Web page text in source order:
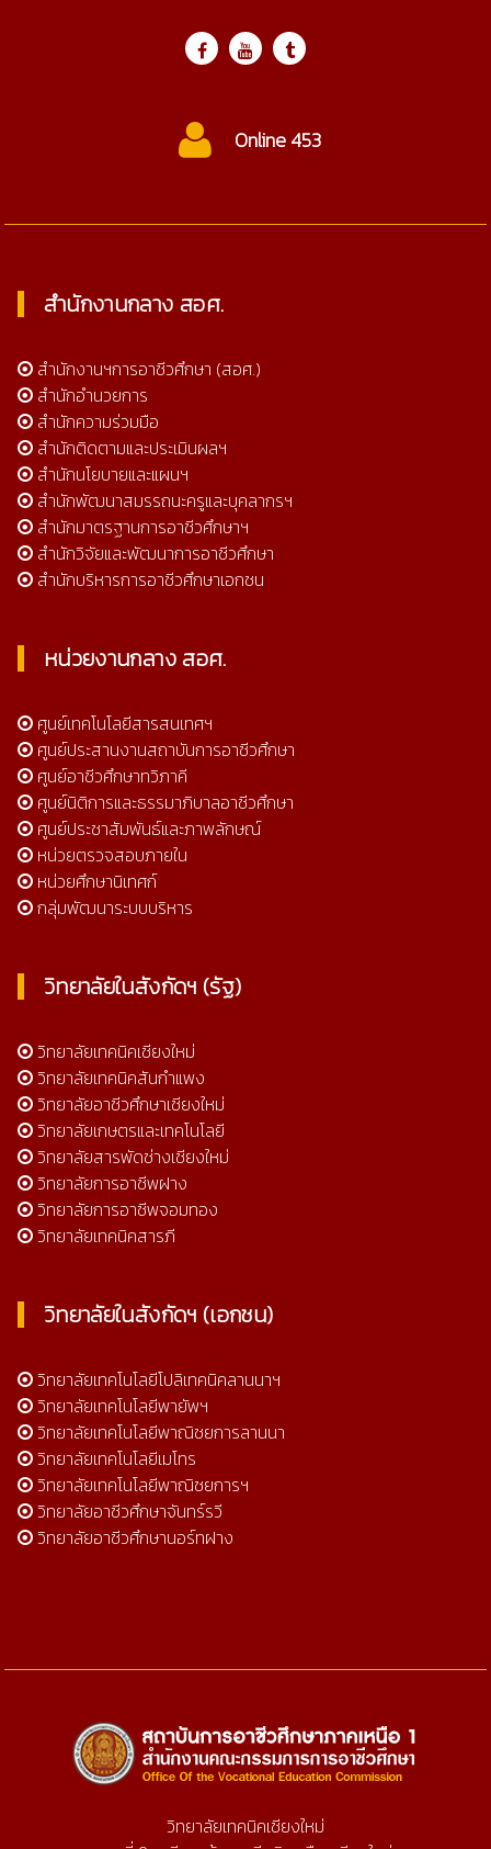
ctc@cmtc.ac.th
สำนักงานกลาง สอศ.
สำนักงานฯการอาชีวศึกษา (สอศ.)
สำนักอำนวยการ
สำนักความร่วมมือ
สำนักติดตามและประเมินผลฯ
สำนักนโยบายและแผนฯ
สำนักพัฒนาสมรรถนะครูและบุคลากรฯ
สำนักมาตรฐานการอาชีวศึกษาฯ
สำนักวิจัยและพัฒนาการอาชีวศึกษา
สำนักบริหารการอาชีวศึกษาเอกชน
หน่วยงานกลาง สอศ.
ศูนย์เทคโนโลยีสารสนเทศฯ
ศูนย์ประสานงานสถาบันการอาชีวศึกษา
ศูนย์อาชีวศึกษาทวิภาคี
ศูนย์นิติการและธรรมาภิบาลอาชีวศึกษา
ศูนย์ประชาสัมพันธ์และภาพลักษณ์
หน่วยตรวจสอบภายใน
หน่วยศึกษานิเทศก์
กลุ่มพัฒนาระบบบริหาร
วิทยาลัยในสังกัดฯ (รัฐ)
วิทยาลัยเทคนิคเชียงใหม่
วิทยาลัยเทคนิคสันกำแพง
วิทยาลัยอาชีวศึกษาเชียงใหม่
วิทยาลัยเกษตรและเทคโนโลยี
วิทยาลัยสารพัดช่างเชียงใหม่
วิทยาลัยการอาชีพฝาง
วิทยาลัยการอาชีพจอมทอง
วิทยาลัยเทคนิคสารภี
วิทยาลัยในสังกัดฯ (เอกชน)
วิทยาลัยเทคโนโลยีโปลิเทคนิคลานนาฯ
วิทยาลัยเทคโนโลยีพายัพฯ
วิทยาลัยเทคโนโลยีพาณิชยการลานนา
วิทยาลัยเทคโนโลยีเมโทร
วิทยาลัยเทคโนโลยีพาณิชยการฯ
วิทยาลัยอาชีวศึกษาจันทร์รวี
วิทยาลัยอาชีวศึกษานอร์ทฝาง
วิทยาลัยเทคนิคเชียงใหม่